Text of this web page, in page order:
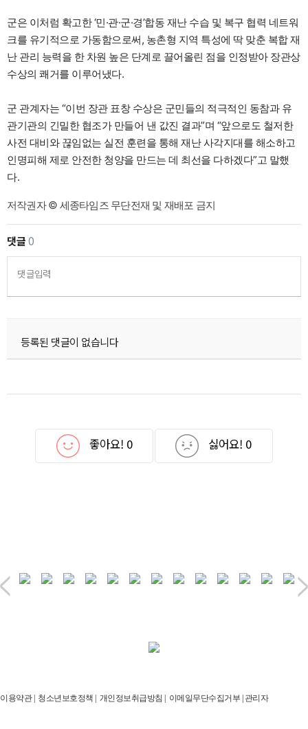
군은 이처럼 확고한 ‘민·관·군·경’합동 재난 수습 및 복구 협력 네트워
크를 유기적으로 가동함으로써, 농촌형 지역 특성에 딱 맞춘 복합 재
난 관리 능력을 한 차원 높은 단계로 끌어올린 점을 인정받아 장관상
수상의 쾌거를 이루어냈다.
군 관계자는 “이번 장관 표창 수상은 군민들의 적극적인 동참과 유
관기관의 긴밀한 협조가 만들어 낸 값진 결과”며 “앞으로도 철저한
사전 대비와 끊임없는 실전 훈련을 통해 재난 사각지대를 해소하고
인명피해 제로 안전한 청양을 만드는 데 최선을 다하겠다”고 말했
다.
저작권자 © 세종타임즈 무단전재 및 재배포 금지
댓글0
댓글입력
등록된 댓글이 없습니다
좋아요! 0 싫어요! 0
이용약관| 청소년보호정책 | 개인정보취급방침 | 이메일무단수집거부 | 관리자